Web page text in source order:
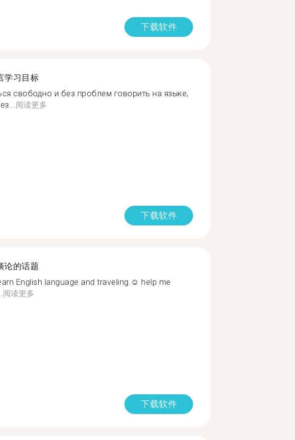
下载软件
学习目标
свободно и без проблем говорить на языке,
阅读更多
下载软件
论的话题
English language and traveling ☺️ help me
阅读更多
下载软件